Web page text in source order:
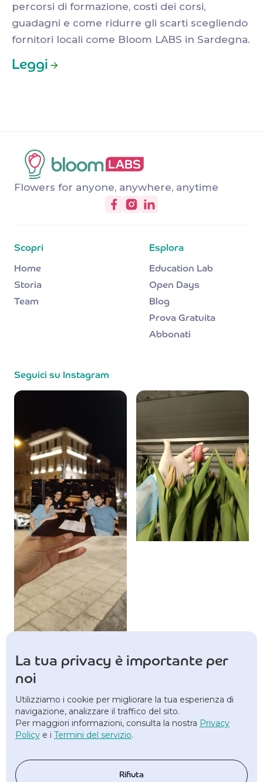
percorsi di formazione, costi dei corsi,
guadagni e come ridurre gli scarti scegliendo
fornitori locali come Bloom LABS in Sardegna.
Leggi
Flowers for anyone, anywhere, anytime
Scopri
Home
Storia
Team
Esplora
Education Lab
Open Days
Blog
Prova Gratuita
Abbonati
Seguici su Instagram
Contattaci
La tua privacy è importante per
noi
Utilizziamo i cookie per migliorare la tua esperienza di
navigazione, analizzare il traffico del sito.
Per maggiori informazioni, consulta la nostra Privacy
Policy e i Termini del servizio.
Rifiuta